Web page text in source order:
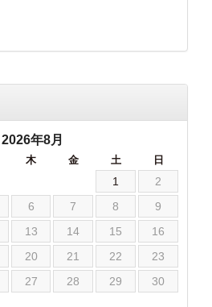
2026年8月
木 金 土 日
1
2
6 7 8
9
13 14 15
16
20 21 22
23
27 28 29
30